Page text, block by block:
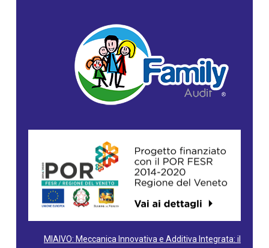
MIAIVO: Meccanica Innovativa e Additiva Integrata: il